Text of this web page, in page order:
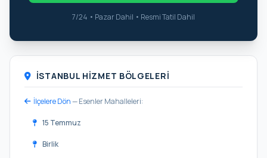
7/24 • Pazar Dahil • Resmi Tatil Dahil
İSTANBUL HIZMET BÖLGELERI
İlçelere Dön— Esenler Mahalleleri:
15 Temmuz
Birlik